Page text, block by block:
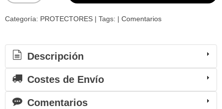
Categoría: PROTECTORES | Tags: | Comentarios
Descripción
Costes de Envío
Comentarios